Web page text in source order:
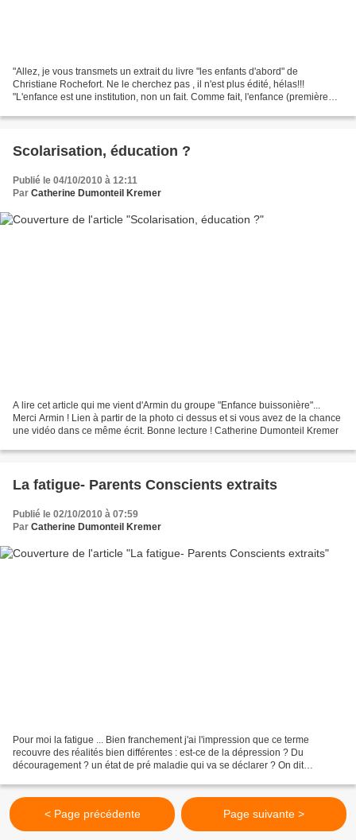
"Allez, je vous transmets un extrait du livre "les enfants d'abord" de
Christiane Rochefort. Ne le cherchez pas , il n'est plus édité, hélas!!!
"L'enfance est une institution, non un fait. Comme fait, l'enfance (première
Scolarisation, éducation ?
Publié le 04/10/2010 à 12:11
Par Catherine Dumonteil Kremer
A lire cet article qui me vient d'Armin du groupe "Enfance buissonière"...
Merci Armin ! Lien à partir de la photo ci dessus et si vous avez de la chance
une vidéo dans ce même écrit. Bonne lecture ! Catherine Dumonteil Kremer
La fatigue- Parents Conscients extraits
Publié le 02/10/2010 à 07:59
Par Catherine Dumonteil Kremer
Pour moi la fatigue ... Bien franchement j'ai l'impression que ce terme
recouvre des réalités bien différentes : est-ce de la dépression ? Du
découragement ? un état de pré maladie qui va se déclarer ? On dit
< Page précédente Page suivante >